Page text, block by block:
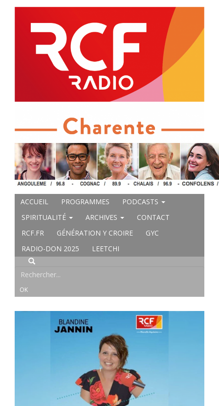
ACCUEIL PROGRAMMES
PODCASTS
SPIRITUALITÉ
ARCHIVES
CONTACT
RCF.FR
GÉNÉRATION Y CROIRE
GYC
RADIO-DON 2025
LEETCHI